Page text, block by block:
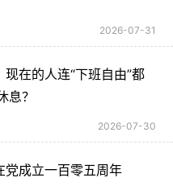
2026-07-31
在的人连“下班自由”都
息？
2026-07-30
成立一百零五周年